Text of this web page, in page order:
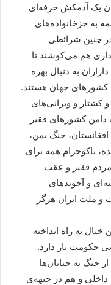
یک آدمکش حرفه‌ای
به جزخانواده‌های
چنین شرائطی
هم می‌کوشند تا
به دنبال بهره
کشورهای جهان هستند.
کشتار و ویرانی‌های
دامن کشورهای فقیر
جنگ یمن،
باکوحرام همه برای
فقیر و عقب
و آخوندهای
ملت ایران هرگز
به راه انداخته
حکومت باز دارد.
جنگ به خیابان‌ها
داخلی و هم در جبهه‌ی